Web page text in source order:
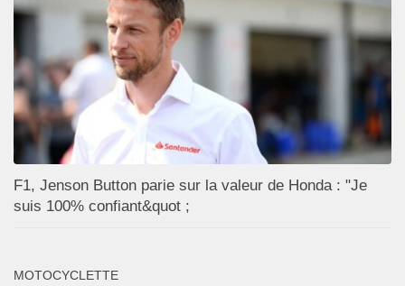
F1, Jenson Button parie sur la valeur de Honda : "Je
suis 100% confiant&quot ;
MOTOCYCLETTE